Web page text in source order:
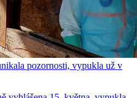
pozornosti, vypukla už v